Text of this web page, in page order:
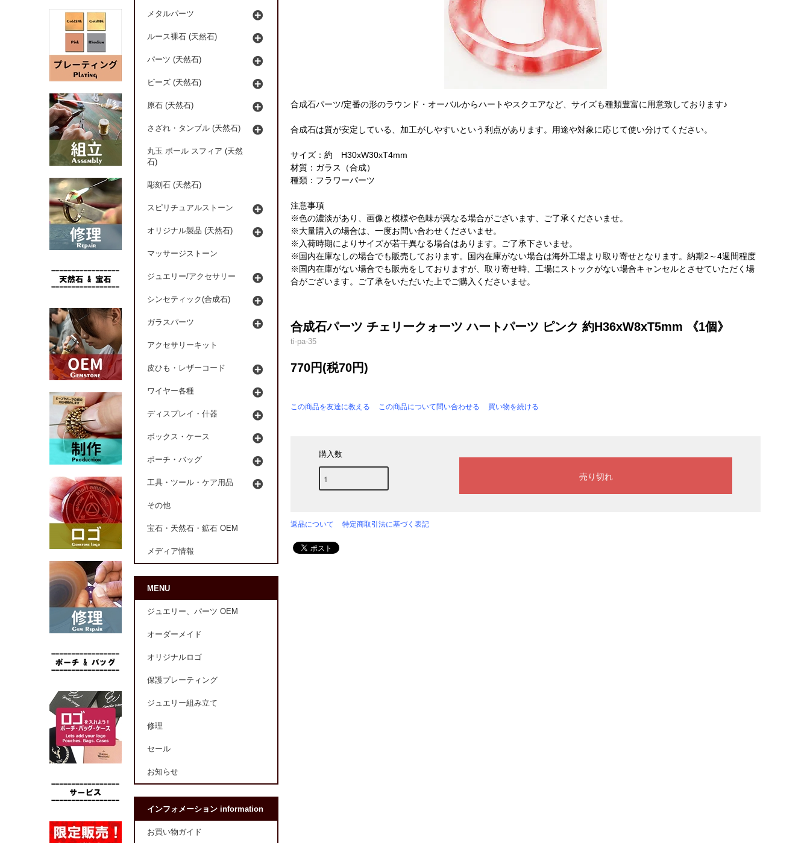
合成石パーツ/定番の形のラウンド・オーバルからハートやスクエアなど、サイズも種類豊富に用意致しております♪
合成石は質が安定している、加工がしやすいという利点があります。用途や対象に応じて使い分けてください。
サイズ：約 H30xW30xT4mm
材質：ガラス（合成）
種類：フラワーパーツ
注意事項
※色の濃淡があり、画像と模様や色味が異なる場合がございます、ご了承くださいませ。
※大量購入の場合は、一度お問い合わせくださいませ。
※入荷時期によりサイズが若干異なる場合はあります。ご了承下さいませ。
※国内在庫なしの場合でも販売しております。国内在庫がない場合は海外工場より取り寄せとなります。納期2～4週間程度
※国内在庫がない場合でも販売をしておりますが、取り寄せ時、工場にストックがない場合キャンセルとさせていただく場
合がございます。ご了承をいただいた上でご購入くださいませ。
合成石パーツ チェリークォーツ ハートパーツ ピンク 約H36xW8xT5mm 《1個》
ti-pa-35
770円(税70円)
この商品を友達に教える この商品について問い合わせる 買い物を続ける
購入数
返品について 特定商取引法に基づく表記
メタルパーツ
ルース裸石 (天然石)
パーツ (天然石)
ビーズ (天然石)
原石 (天然石)
さざれ・タンブル (天然石)
丸玉 ボール スフィア (天然
石)
彫刻石 (天然石)
スピリチュアルストーン
オリジナル製品 (天然石)
マッサージストーン
ジュエリー/アクセサリー
シンセティック(合成石)
ガラスパーツ
アクセサリーキット
皮ひも・レザーコード
ワイヤー各種
ディスプレイ・什器
ボックス・ケース
ポーチ・バッグ
工具・ツール・ケア用品
その他
宝石・天然石・鉱石 OEM
メディア情報
MENU
ジュエリー、パーツ OEM
オーダーメイド
オリジナルロゴ
保護プレーティング
ジュエリー組み立て
修理
セール
お知らせ
インフォメーション information
お買い物ガイド